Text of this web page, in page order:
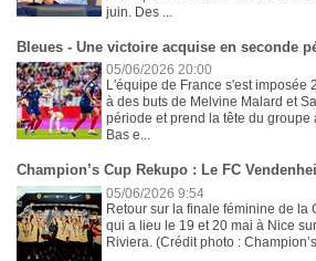
juin. Des ...
Bleues - Une victoire acquise en seconde
05/06/2026 20:00
L'équipe de France s'est imposée
à des buts de Melvine Malard et
période et prend la tête du groupe
Bas e...
Champion’s Cup Rekupo : Le FC
05/06/2026 9:54
Retour sur la finale féminine de la
qui a lieu le 19 et 20 mai à Nice
Riviera. (Crédit photo :